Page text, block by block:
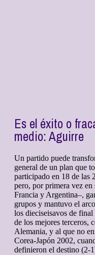
Es el éxito o
medio: Aguirre
Un partido puede
general de un plan que
participado en 18 de las
pero, por primera vez
Francia y Argentina–,
grupos y mantuvo el
los dieciseisavos de
de los mejores terceros,
Alemania, y al que no
Corea-Japón 2002,
definieron el destino (2-